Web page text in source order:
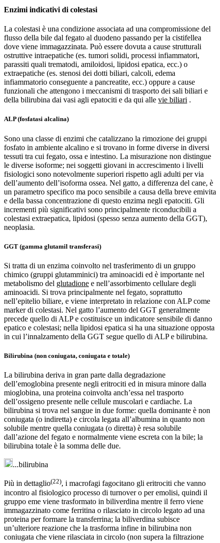
Enzimi indicativi di colestasi
La colestasi è una condizione associata ad una compromissione del
flusso della bile dal fegato al duodeno passando per la cistifellea
dove viene immagazzinata. Può essere dovuta a cause strutturali
ostruttive intraepatiche (es. tumori solidi, processi infiammatori,
parassiti quali trematodi, amiloidosi, lipidosi epatica, ecc.) o
extraepatiche (es. stenosi dei dotti biliari, calcoli, edema
infiammatorio conseguente a pancreatite, ecc.) oppure a cause
funzionali che attengono i meccanismi di trasporto dei sali biliari e
della bilirubina dai vasi agli epatociti e da qui alle vie biliari .
ALP (fosfatasi alcalina)
Sono una classe di enzimi che catalizzano la rimozione dei gruppi
fosfato in ambiente alcalino e si trovano in forme diverse in diversi
tessuti tra cui fegato, ossa e intestino. La misurazione non distingue
le diverse isoforme; nei soggetti giovani in accrescimento i livelli
fisiologici sono notevolmente superiori rispetto agli adulti per via
dell’aumento dell’isoforma ossea. Nel gatto, a differenza del cane, è
un parametro specifico ma poco sensibile a causa della breve emivita
e della bassa concentrazione di questo enzima negli epatociti. Gli
incrementi più significativi sono principalmente riconducibili a
colestasi extraepatica, lipidosi (spesso senza aumento della GGT),
neoplasia.
GGT (gamma glutamil transferasi)
Si tratta di un enzima coinvolto nel trasferimento di un gruppo
chimico (gruppi glutamminici) tra aminoacidi ed è importante nel
metabolismo del glutadione e nell’assorbimento cellulare degli
aminoacidi. Si trova principalmente nel fegato, soprattutto
nell’epitelio biliare, e viene interpretato in relazione con ALP come
marker di colestasi. Nel gatto l’aumento del GGT generalmente
precede quello di ALP e costituisce un indicatore sensibile di danno
epatico e colestasi; nella lipidosi epatica si ha una situazione opposta
in cui l’innalzamento della GGT segue quello di ALP e bilirubina.
Bilirubina (non coniugata, coniugata e totale)
La bilirubina deriva in gran parte dalla degradazione
dell’emoglobina presente negli eritrociti ed in misura minore dalla
mioglobina, una proteina coinvolta anch’essa nel trasporto
dell’ossigeno presente nelle cellule muscolari e cardiache. La
bilirubina si trova nel sangue in due forme: quella dominante è non
coniugata (o indiretta) e circola legata all’albumina in quanto non
solubile mentre quella coniugata (o diretta) è resa solubile
dall’azione del fegato e normalmente viene escreta con la bile; la
bilirubina totale è la somma delle due.
...bilirubina
Più in dettaglio(22), i macrofagi fagocitano gli eritrociti che vanno
incontro al fisiologico processo di turnover o per emolisi, quindi il
gruppo eme viene trasformato in biliverdina mentre il ferro viene
immagazzinato come ferritina o rilasciato in circolo legato ad una
proteina per formare la transferrina; la biliverdina subisce
un’ulteriore reazione che la trasforma infine in bilirubina non
coniugata che viene rilasciata in circolo (non supera la filtrazione